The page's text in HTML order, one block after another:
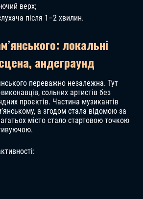
верх;
після 1–2 хвилин.
локальні
андеграунд
переважно незалежна. Тут
сольних артистів без
проєктів. Частина музикантів
а згодом стала відомою за
місто стало стартовою точкою